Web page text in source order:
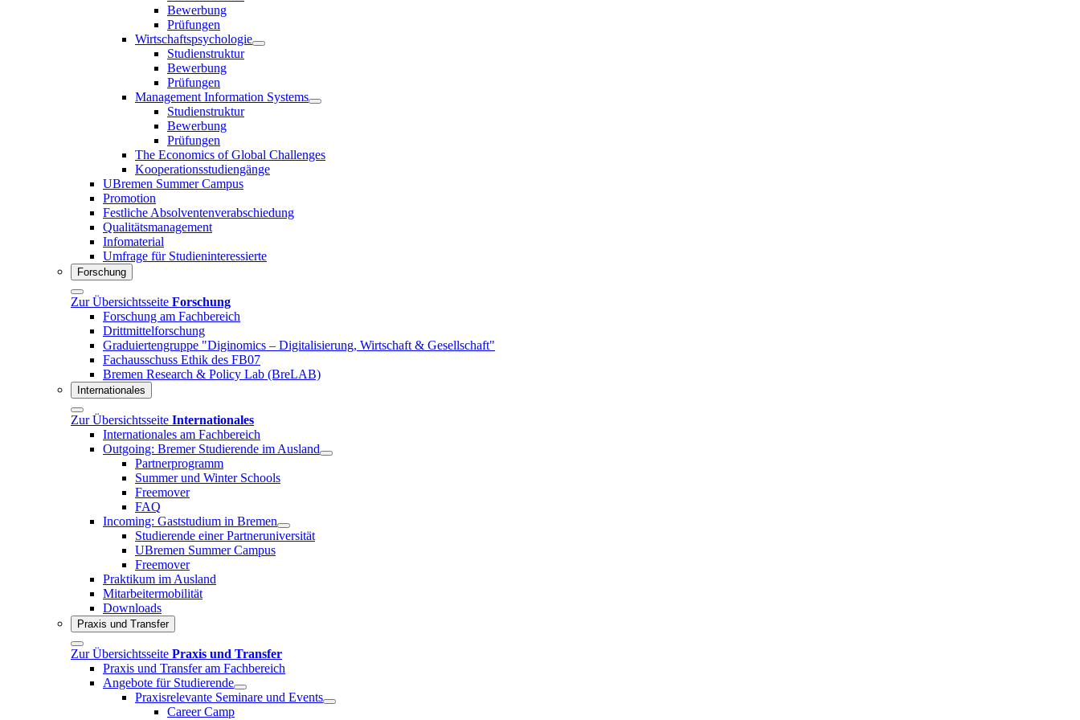
Bewerbung
Prüfungen
Wirtschaftspsychologie
Studienstruktur
Bewerbung
Prüfungen
Management Information Systems
Studienstruktur
Bewerbung
Prüfungen
The Economics of Global Challenges
Kooperationsstudiengänge
UBremen Summer Campus
Promotion
Festliche Absolventenverabschiedung
Qualitätsmanagement
Infomaterial
Umfrage für Studieninteressierte
Forschung
Zur Übersichtsseite Forschung
Forschung am Fachbereich
Drittmittelforschung
Graduiertengruppe "Diginomics – Digitalisierung, Wirtschaft & Gesellschaft"
Fachausschuss Ethik des FB07
Bremen Research & Policy Lab (BreLAB)
Internationales
Zur Übersichtsseite Internationales
Internationales am Fachbereich
Outgoing: Bremer Studierende im Ausland
Partnerprogramm
Summer und Winter Schools
Freemover
FAQ
Incoming: Gaststudium in Bremen
Studierende einer Partneruniversität
UBremen Summer Campus
Freemover
Praktikum im Ausland
Mitarbeitermobilität
Downloads
Praxis und Transfer
Zur Übersichtsseite Praxis und Transfer
Praxis und Transfer am Fachbereich
Angebote für Studierende
Praxisrelevante Seminare und Events
Career Camp